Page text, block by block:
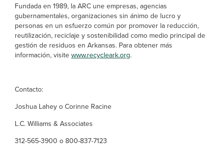
Fundada en 1989, la ARC une empresas, agencias
gubernamentales, organizaciones sin ánimo de lucro y
personas en un esfuerzo común por promover la reducción,
reutilización, reciclaje y sostenibilidad como medio principal de
gestión de residuos en Arkansas. Para obtener más
información, visitewww.recycleark.org.
Contacto:
Joshua Lahey o Corinne Racine
L.C. Williams & Associates
312-565-3900 o 800-837-7123